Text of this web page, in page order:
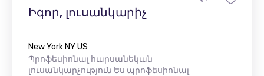
Իգոր, լուսանկարիչ
New York NY US
Պրոֆեսիոնալ հարսանեկան
լուսանկարչություն Ես պրոֆեսիոնալ